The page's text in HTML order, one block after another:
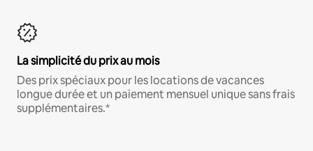
La simplicité du prix au mois
Des prix spéciaux pour les locations de vacances
longue durée et un paiement mensuel unique sans frais
supplémentaires.*